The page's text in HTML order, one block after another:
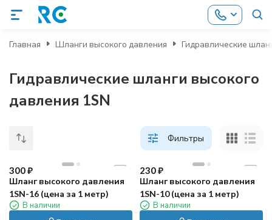
Главная Шланги высокого давления Гидравлические
Гидравлические шланги высокого
давления 1SN
Фильтры
300₽
Шланг высокого давления
1SN-16 (цена за 1 метр)
В наличии
230₽
Шланг высокого давления
1SN-10 (цена за 1 метр)
В наличии